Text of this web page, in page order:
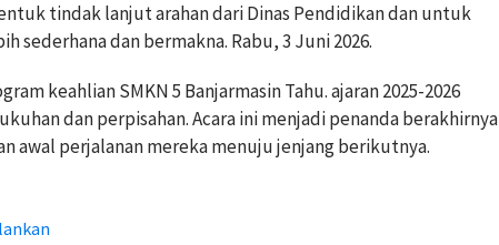
tindak lanjut arahan dari Dinas Pendidikan dan untuk
sederhana dan bermakna. Rabu, 3 Juni 2026.
keahlian SMKN 5 Banjarmasin Tahu. ajaran 2025-2026
dan perpisahan. Acara ini menjadi penanda berakhirnya
awal perjalanan mereka menuju jenjang berikutnya.